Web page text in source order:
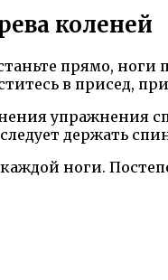
коленей
прямо, ноги
в присед,
упражнения
держать
каждой ноги.